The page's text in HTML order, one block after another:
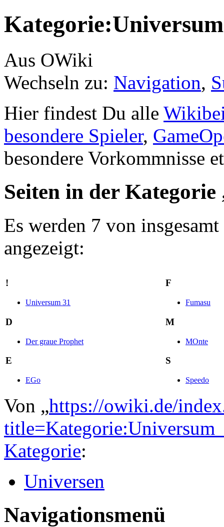
Aus OWiki
Wechseln zu: Navigation,
Hier findest Du alle
besondere Spieler,
besondere Vorkommnisse
Seiten in der
Es werden 7 von
angezeigt:
!
Universum 31
D
Der graue Prophet
E
EGo
F
Fumasu
M
MOnte
S
Speedo
Von „https://owiki.de/
Kategorie:
Universen
Navigationsmenü